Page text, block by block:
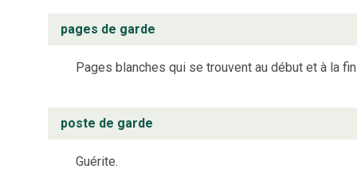
pages de garde
Pages blanches qui se trouvent au début et à la fin
poste de garde
Guérite.